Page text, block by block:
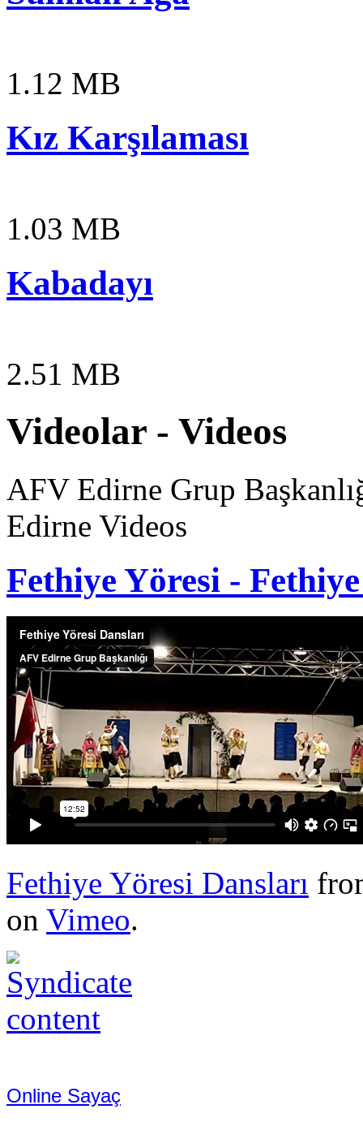
1.12 MB
Kız Karşılaması
1.03 MB
Kabadayı
2.51 MB
Videolar - Videos
AFV Edirne Grup
Edirne Videos
Fethiye Yöresi -
Fethiye Yöresi Dansları
on Vimeo.
Online Sayaç